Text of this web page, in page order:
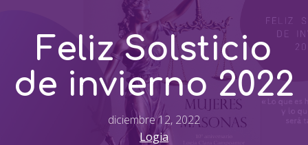
Feliz Solsticio
de invierno 2022
diciembre 12, 2022
Logia